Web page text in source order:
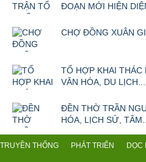
ĐOẠN MỚI HIỆN
CHỢ ĐỒNG XUÂN
TỔ HỢP KHAI THÁC
VĂN HÓA, DU LỊCH...
ĐỀN THỜ TRẦN
HÓA, LỊCH SỬ, TÂM...
TRUYỀN THỐNG PHÁT TRIỂN DỌC